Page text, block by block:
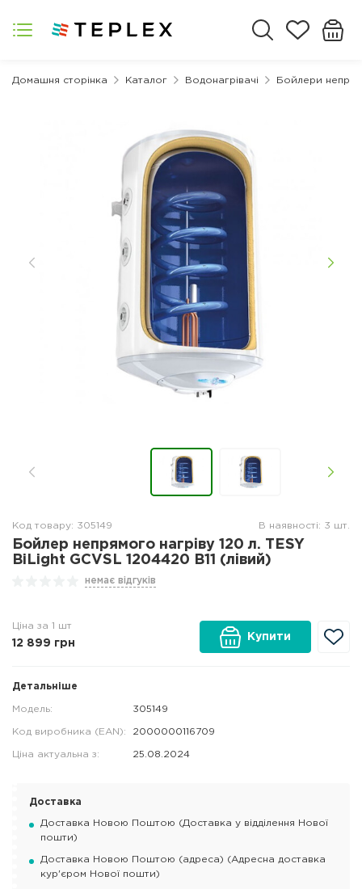
Домашня сторінка Каталог Водонагрівачі Бойлери
Код товару: 305149 В наявності: 3 шт.
Бойлер непрямого нагріву 120 л. TESY
BiLight GCVSL 1204420 B11 (лівий)
немає відгуків
Ціна за 1 шт
12 899 грн
Купити
Детальніше
Модель: 305149
Код виробника (EAN): 2000000116709
Ціна актуальна з: 25.08.2024
Доставка
Доставка Новою Поштою (Доставка у відділення Нової
пошти)
Доставка Новою Поштою (адреса) (Адресна доставка
кур'єром Нової пошти)